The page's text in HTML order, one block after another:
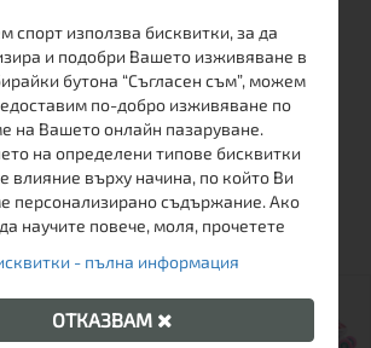
ОТ ТАЗИ МАРКА
спорт използва бисквитки, за да
и подобри Вашето изживяване в
бутона “Съгласен съм”, можем
по-добро изживяване по
на Вашето онлайн пазаруване.
на определени типове бисквитки
влияние върху начина, по който Ви
персонализирано съдържание. Ако
научите повече, моля, прочетете
- пълна информация
ОТКАЗВАМ